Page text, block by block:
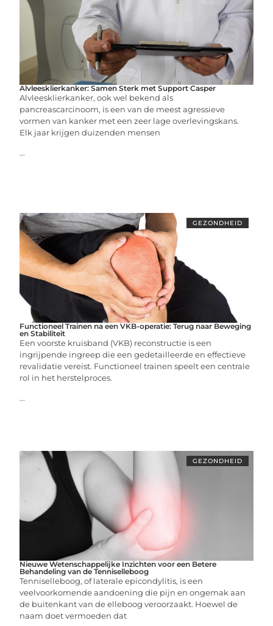
Alvleesklierkanker: Samen Sterk met Support Casper
Alvleesklierkanker, ook wel bekend als
pancreascarcinoom, is een van de meest agressieve
vormen van kanker met een zeer lage overlevingskans.
Elk jaar krijgen duizenden mensen
...
GEZONDHEID
Functioneel Trainen na een VKB-operatie: Terug naar Beweging
en Stabiliteit
Een voorste kruisband (VKB) reconstructie is een
ingrijpende ingreep die een gedetailleerde en effectieve
revalidatie vereist. Functioneel trainen speelt een centrale
rol in het herstelproces.
...
GEZONDHEID
Nieuwe Wetenschappelijke Inzichten voor een Betere
Behandeling van de Tenniselleboog
Tenniselleboog, of laterale epicondylitis, is een
veelvoorkomende aandoening die pijn en ongemak aan
de buitenkant van de elleboog veroorzaakt. Hoewel de
naam doet vermoeden dat